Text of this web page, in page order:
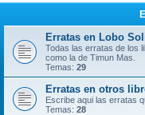
Erratas en Lobo
Todas las erratas de los
como la de Timun Mas.
Temas: 29
Erratas en otros
Escribe aqui las erratas
Temas: 28